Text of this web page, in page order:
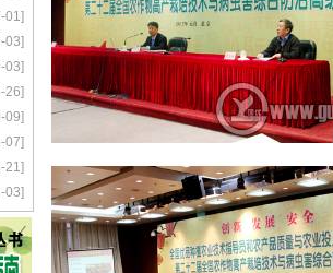
01]
03]
03]
26]
09]
07]
21]
03]